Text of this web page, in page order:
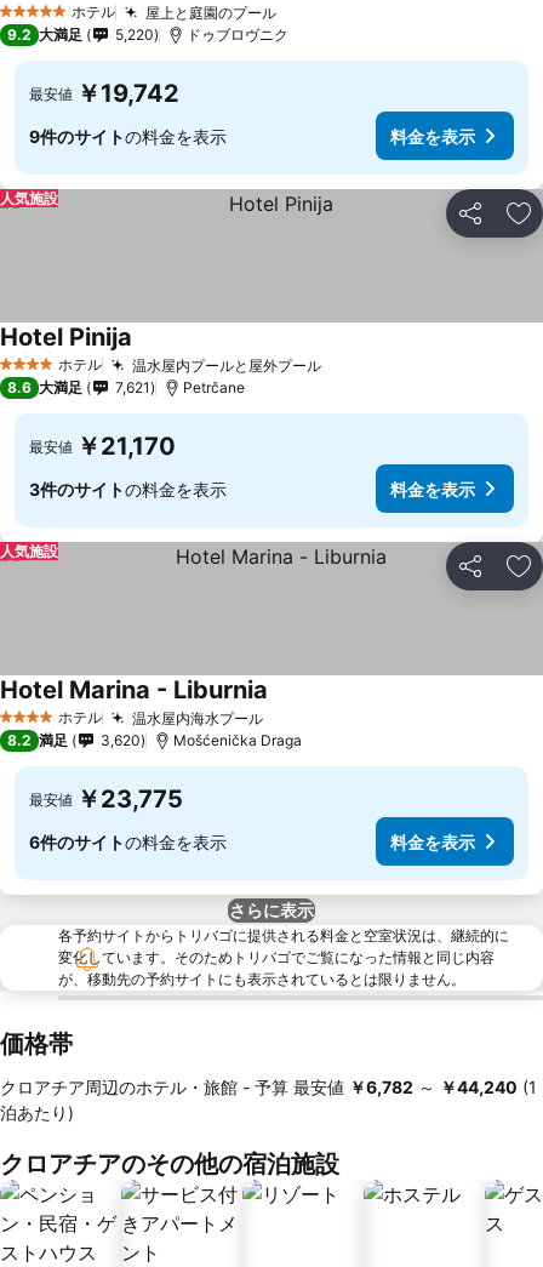
5 ホテルのランク
ホテル 屋上と庭園のプール料金を表示
9.2 大満足 5,220 ドゥブロヴニク
最安値 ￥19,742
9件のサイトの料金を表示 料金を表示
シェア お
人気施設
4 ホテルのランク
ホテル 温水屋内プールと屋外プール料金を表示
Hotel Pinija
8.6 大満足 7,621 Petrčane
最安値 ￥21,170
3件のサイトの料金を表示 料金を表示
シェア お
人気施設
4 ホテルのランク
ホテル 温水屋内海水プール料金を表示
Hotel Marina - Liburnia
8.2 満足 3,620 Mošćenička Draga
最安値 ￥23,775
6件のサイトの料金を表示 料金を表示
さらに表示
各予約サイトからトリバゴに提供される料金と空室状況は、継続的に
変化しています。そのためトリバゴでご覧になった情報と同じ内容
が、移動先の予約サイトにも表示されているとは限りません。
価格帯
クロアチア周辺のホテル・旅館 - 予算 最安値 ‎￥6,782 ～ ‎￥44,240 (1
泊あたり)
クロアチアのその他の宿泊施設